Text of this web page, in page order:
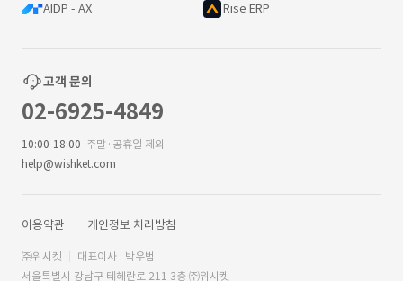
AIDP - AX Rise ERP
고객 문의
02-6925-4849
10:00-18:00 주말·공휴일 제외
help@wishket.com
이용약관 개인정보 처리방침
㈜위시켓
대표이사 : 박우범
서울특별시 강남구 테헤란로 211 3층 ㈜위시켓